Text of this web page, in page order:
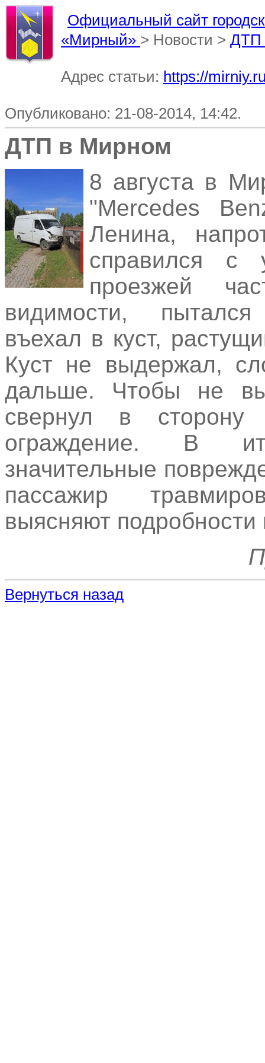
Официальный сайт
«Мирный» > Новости > ДТП
Адрес статьи: https://
Опубликовано: 21-08-2014, 14:42.
ДТП в Мирном
8 августа в
"Mercedes
Ленина,
справился с
проезжей
видимости,
въехал в куст,
Куст не выдержал,
дальше. Чтобы не
свернул в
ограждение. В
значительные
пассажир
выясняют
Вернуться назад